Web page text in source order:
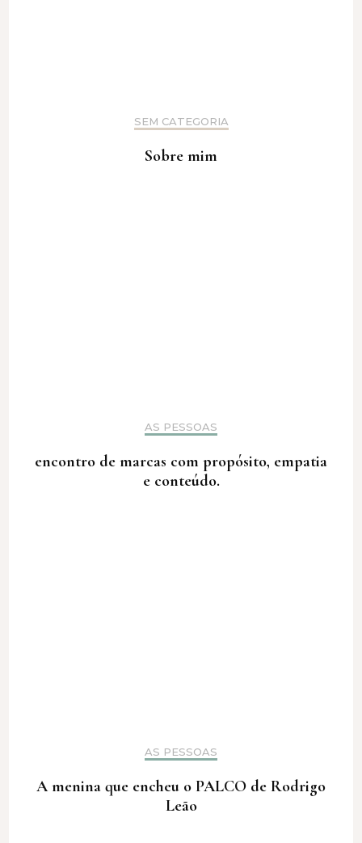
SEM CATEGORIA
Sobre mim
AS PESSOAS
encontro de marcas com propósito, empatia
e conteúdo.
AS PESSOAS
A menina que encheu o PALCO de Rodrigo
Leão